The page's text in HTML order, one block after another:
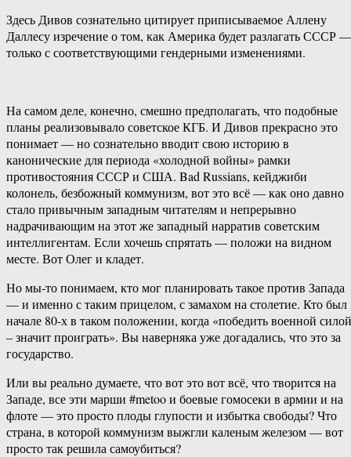
Здесь Дивов сознательно цитирует приписываемое Аллену
Даллесу изречение о том, как Америка будет разлагать СССР —
только с соответствующими гендерными изменениями.
На самом деле, конечно, смешно предполагать, что подобные
планы реализовывало советское КГБ. И Дивов прекрасно это
понимает — но сознательно вводит свою историю в
канонические для периода «холодной войны» рамки
противостояния СССР и США. Bad Russians, кейджиби
колонель, безбожный коммунизм, вот это всё — как оно давно
стало привычным западным читателям и непрерывно
надрачивающим на этот же западный нарратив советским
интеллигентам. Если хочешь спрятать — положи на видном
месте. Вот Олег и кладет.
Но мы-то понимаем, кто мог планировать такое против Запада
— и именно с таким прицелом, с замахом на столетие. Кто был
начале 80-х в таком положении, когда «победить военной силой
– значит проиграть». Вы наверняка уже догадались, что это за
государство.
Или вы реально думаете, что вот это вот всё, что творится на
Западе, все эти марши #metoo и боевые гомосеки в армии и на
флоте — это просто плоды глупости и избытка свободы? Что
страна, в которой коммунизм выжгли каленым железом — вот
просто так решила самоубиться?